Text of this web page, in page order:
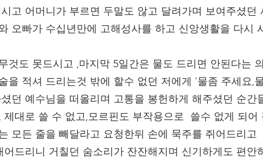
고 어머니가 부르면 두말도 않고 달려가며 보여주셨던
오빠가 수십년만에 고해성사를 하고 신앙생활을 다시
것도 못드시고 ,마지막 5일간은 물도 드리면 안된다는
을 적셔 드리는것 밖에 할수 없던 저에게 ’물좀 주세요,
던 예수님을 떠올리며 고통을 봉헌하게 해주셨던 순간
대로 쓸 수 없고,모르핀도 부작용으로 쓸수 없게 되어
모든 줄을 빼달라고 요청한뒤 손에 묵주를 쥐어드리고
드리니 거칠던 숨소리가 잔잔해지며 신기하게도 편안